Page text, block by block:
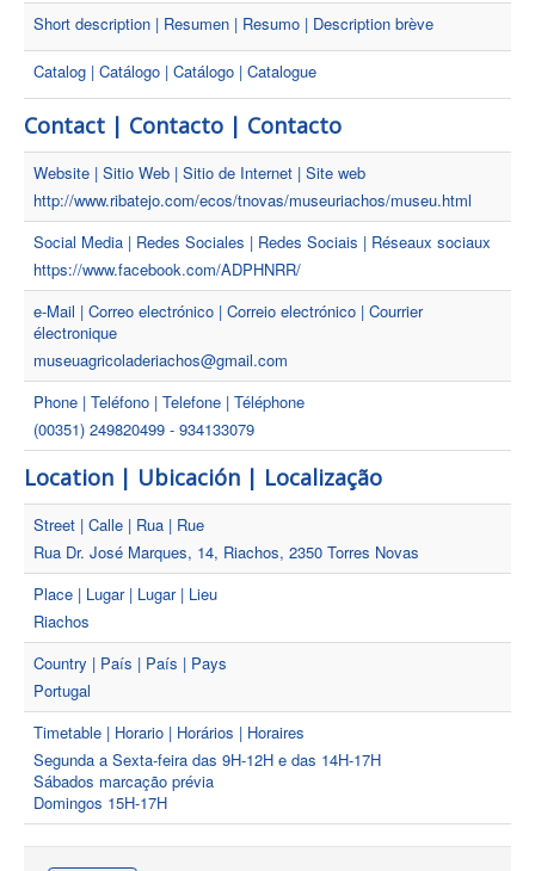
Short description | Resumen | Resumo | Description brève
Catalog | Catálogo | Catálogo | Catalogue
Contact | Contacto | Contacto
Website | Sitio Web | Sitio de Internet | Site web
http://www.ribatejo.com/ecos/tnovas/museuriachos/museu.html
Social Media | Redes Sociales | Redes Sociais | Réseaux sociaux
https://www.facebook.com/ADPHNRR/
e-Mail | Correo electrónico | Correio electrónico | Courrier
électronique
museuagricoladeriachos@gmail.com
Phone | Teléfono | Telefone | Téléphone
(00351) 249820499 - 934133079
Location | Ubicación | Localização
Street | Calle | Rua | Rue
Rua Dr. José Marques, 14, Riachos, 2350 Torres Novas
Place | Lugar | Lugar | Lieu
Riachos
Country | País | País | Pays
Portugal
Timetable | Horario | Horários | Horaires
Segunda a Sexta-feira das 9H-12H e das 14H-17H
Sábados marcação prévia
Domingos 15H-17H